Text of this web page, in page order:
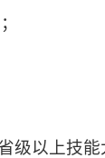
以上技能